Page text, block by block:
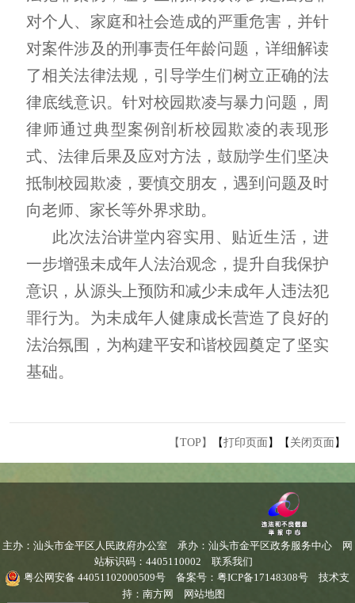
对个人、家庭和社会造成的严重危害，并针
对案件涉及的刑事责任年龄问题，详细解读
了相关法律法规，引导学生们树立正确的法
律底线意识。针对校园欺凌与暴力问题，周
律师通过典型案例剖析校园欺凌的表现形
式、法律后果及应对方法，鼓励学生们坚决
抵制校园欺凌，要慎交朋友，遇到问题及时
向老师、家长等外界求助。
此次法治讲堂内容实用、贴近生活，进
一步增强未成年人法治观念，提升自我保护
意识，从源头上预防和减少未成年人违法犯
罪行为。为未成年人健康成长营造了良好的
法治氛围，为构建平安和谐校园奠定了坚实
基础。
【TOP】 【打印页面 】【 关闭页面 】
主办：汕头市金平区人民政府办公室 承办：汕头市金平区政务服务中心
网
站标识码：4405110002
联系我们
粤公网安备 44051102000509号
备案号：粤ICP备17148308号
技术支
持：南方网
网站地图